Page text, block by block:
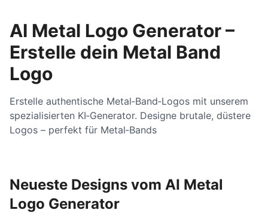
AI Metal Logo Generator –
Erstelle dein Metal Band
Logo
Erstelle authentische Metal‑Band‑Logos mit unserem
spezialisierten KI‑Generator. Designe brutale, düstere
Logos – perfekt für Metal‑Bands
Neueste Designs vom AI Metal
Logo Generator